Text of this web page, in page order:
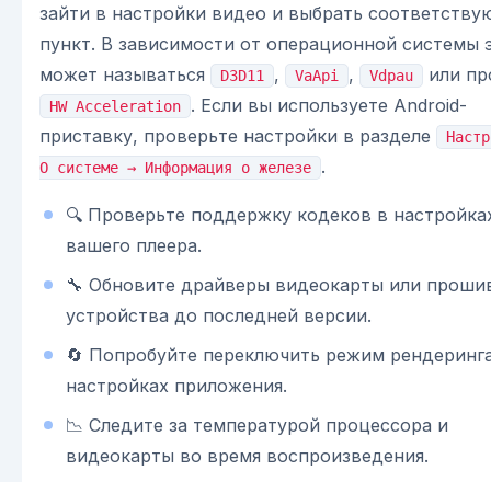
зайти в настройки видео и выбрать
пункт. В зависимости от операционной системы
может называться
D3D11 , VaApi , Vdpau или
HW Acceleration
. Если вы используете Android-
приставку, проверьте настройки в разделе
О системе → Информация о железе
.
🔍 Проверьте поддержку кодеков в
вашего плеера.
🔧 Обновите драйверы видеокарты или
устройства до последней версии.
🔄 Попробуйте переключить режим
настройках приложения.
📉 Следите за температурой процессора и
видеокарты во время воспроизведения.